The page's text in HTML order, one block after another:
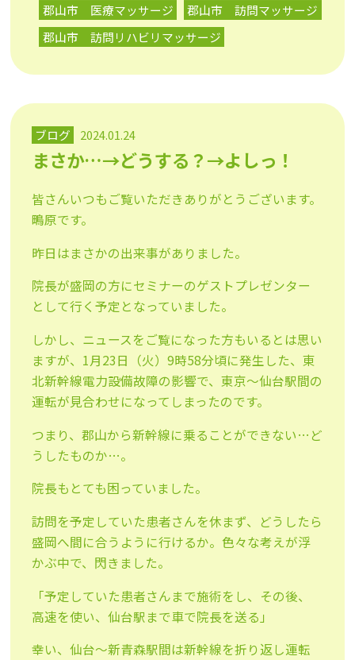
郡山市 医療マッサージ
郡山市 訪問マッサージ
郡山市 訪問リハビリマッサージ
ブログ 2024.01.24
まさか…→どうする？→よしっ！
皆さんいつもご覧いただきありがとうございます。
鴫原です。
昨日はまさかの出来事がありました。
院長が盛岡の方にセミナーのゲストプレゼンター
として行く予定となっていました。
しかし、ニュースをご覧になった方もいるとは思い
ますが、1月23日（火）9時58分頃に発生した、東
北新幹線電力設備故障の影響で、東京〜仙台駅間の
運転が見合わせになってしまったのです。
つまり、郡山から新幹線に乗ることができない…ど
うしたものか…。
院長もとても困っていました。
訪問を予定していた患者さんを休まず、どうしたら
盛岡へ間に合うように行けるか。色々な考えが浮
かぶ中で、閃きました。
「予定していた患者さんまで施術をし、その後、
高速を使い、仙台駅まで車で院長を送る」
幸い、仙台〜新青森駅間は新幹線を折り返し運転